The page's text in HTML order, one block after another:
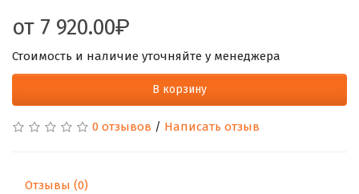
от 7 920.00
Стоимость и наличие уточняйте у менеджера
В корзину
0 отзывов / Написать отзыв
Отзывы (0)